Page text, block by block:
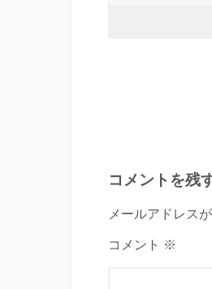
コメントを残
メールアドレス
コメント ※